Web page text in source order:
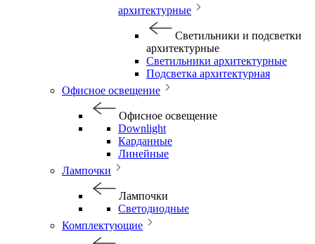
архитектурные
Светильники и подсветки
архитектурные
Светильники архитектурные
Подсветка архитектурная
Офисное освещение
Офисное освещение
Downlight
Карданные
Линейные
Лампочки
Лампочки
Светодиодные
Комплектующие